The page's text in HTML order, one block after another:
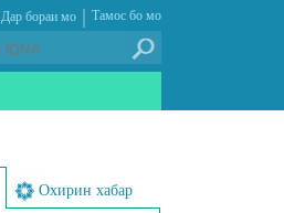
Тамос бо мо
|
Дар бораи мо
Охирин хабар